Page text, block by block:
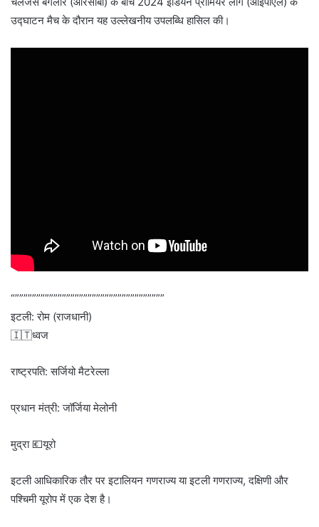
उद्घाटन मैच के दौरान यह उल्लेखनीय उपलब्धि हासिल की।
“”””””””””””””””””””””””””””””””””””
इटली: रोम (राजधानी)
🇮🇹ध्वज
राष्ट्रपति: सर्जियो मैटरेल्ला
प्रधान मंत्री: जॉर्जिया मेलोनी
मुद्रा 💶यूरो
इटली आधिकारिक तौर पर इटालियन गणराज्य या इटली गणराज्य, दक्षिणी और
पश्चिमी यूरोप में एक देश है।